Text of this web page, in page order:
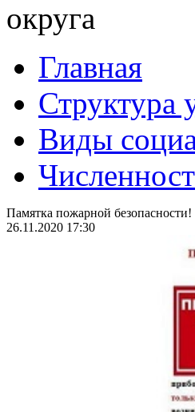
округа
Главная
Структура
Виды
Памятка пожарной безопасности!
26.11.2020 17:30